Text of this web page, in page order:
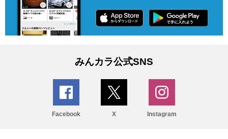
みんカラ公式SNS
Facebook X Instagram